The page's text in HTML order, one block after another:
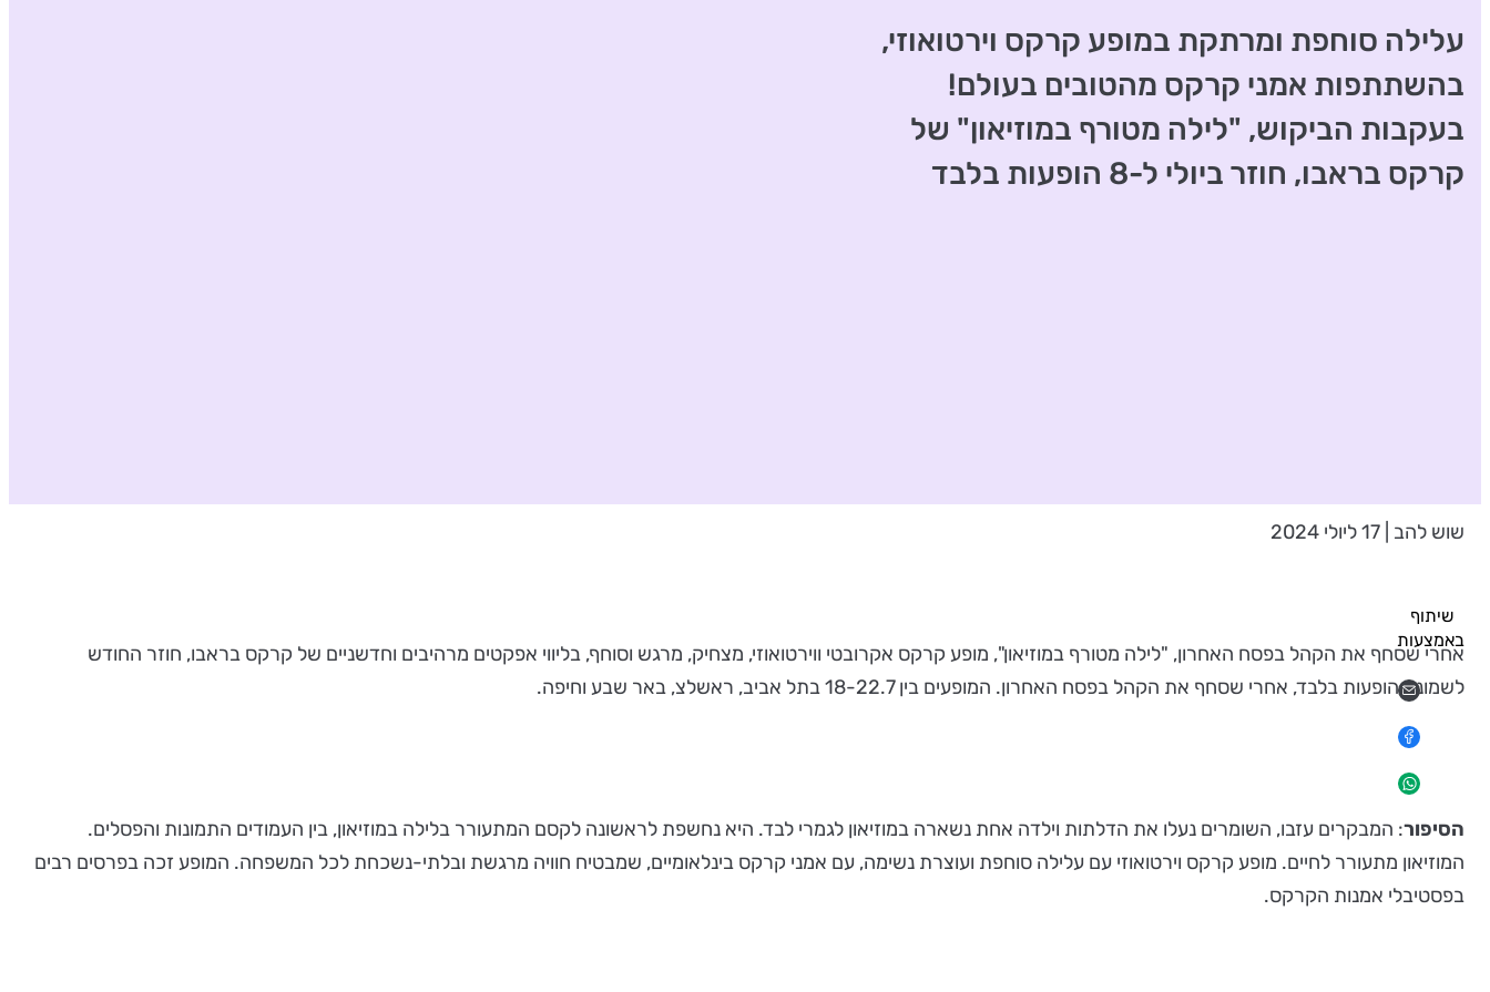
עלילה סוחפת ומרתקת במופע קרקס וירטואוזי,
בהשתתפות אמני קרקס מהטובים בעולם!
בעקבות הביקוש, "לילה מטורף במוזיאון" של
קרקס בראבו, חוזר ביולי ל-8 הופעות בלבד
שוש להב | 17 ליולי 2024
אחרי שסחף את הקהל בפסח האחרון, "לילה מטורף במוזיאון", מופע קרקס אקרובטי ווירטואוזי, מצחיק, מרגש וסוחף, בליווי אפקטים מרהיבים וחדשניים של קרקס בראבו, חוזר החודש
לשמונה הופעות בלבד, אחרי שסחף את הקהל בפסח האחרון. המופעים בין 18-22.7 בתל אביב, ראשלצ, באר שבע וחיפה.
הסיפור: המבקרים עזבו, השומרים נעלו את הדלתות וילדה אחת נשארה במוזיאון לגמרי לבד. היא נחשפת לראשונה לקסם המתעורר בלילה במוזיאון, בין העמודים התמונות והפסלים.
המוזיאון מתעורר לחיים. מופע קרקס וירטואוזי עם עלילה סוחפת ועוצרת נשימה, עם אמני קרקס בינלאומיים, שמבטיח חוויה מרגשת ובלתי-נשכחת לכל המשפחה. המופע זכה בפרסים רבים
בפסטיבלי אמנות הקרקס.
שיתוף
באמצעות